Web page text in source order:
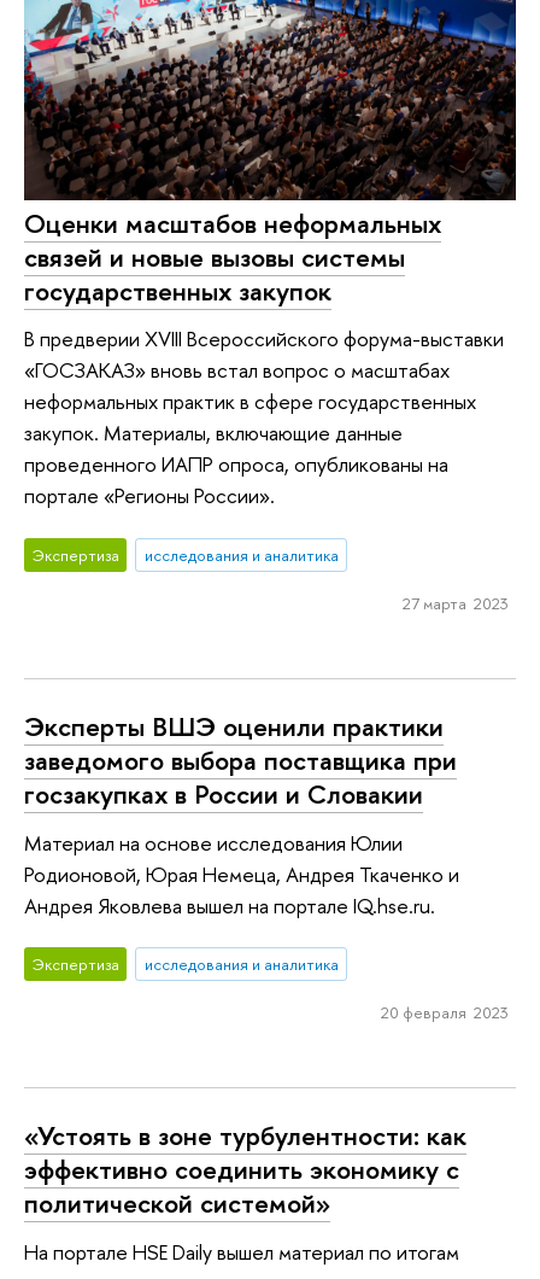
Оценки масштабов неформальных
связей и новые вызовы системы
государственных закупок
В предверии XVIII Всероссийского форума-выставки
«ГОСЗАКАЗ» вновь встал вопрос о масштабах
неформальных практик в сфере государственных
закупок. Материалы, включающие данные
проведенного ИАПР опроса, опубликованы на
портале «Регионы России».
Экспертиза исследования и аналитика
27 марта 2023
Эксперты ВШЭ оценили практики
заведомого выбора поставщика при
госзакупках в России и Словакии
Материал на основе исследования Юлии
Родионовой, Юрая Немеца, Андрея Ткаченко и
Андрея Яковлева вышел на портале IQ.hse.ru.
Экспертиза исследования и аналитика
20 февраля 2023
«Устоять в зоне турбулентности: как
эффективно соединить экономику с
политической системой»
На портале HSE Daily вышел материал по итогам